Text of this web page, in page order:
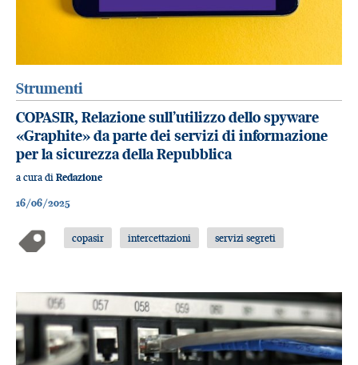
Strumenti
COPASIR, Relazione sull’utilizzo dello spyware
«Graphite» da parte dei servizi di informazione
per la sicurezza della Repubblica
a cura di Redazione
16/06/2025
copasir intercettazioni servizi segreti